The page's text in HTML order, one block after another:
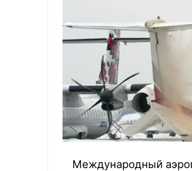
Международный